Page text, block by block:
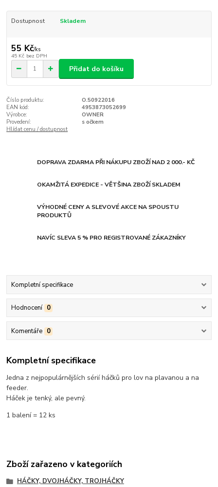
Dostupnost Skladem
55 Kč/ks
45 Kč bez DPH
Přidat do košíku
Číslo produktu:
O.50922016
EAN kód:
4953873052699
Výrobce:
OWNER
Provedení:
s očkem
Hlídat cenu / dostupnost
DOPRAVA ZDARMA PŘI NÁKUPU ZBOŽÍ NAD 2 000.- KČ
OKAMŽITÁ EXPEDICE - VĚTŠINA ZBOŽÍ SKLADEM
VÝHODNÉ CENY A SLEVOVÉ AKCE NA SPOUSTU
PRODUKTŮ
NAVÍC SLEVA 5 % PRO REGISTROVANÉ ZÁKAZNÍKY
Kompletní specifikace
Hodnocení 0
Komentáře 0
Kompletní specifikace
Jedna z nejpopulárnějších sérií háčků pro lov na plavanou a na
feeder.
Háček je tenký, ale pevný.
1 balení = 12 ks
Zboží zařazeno v kategoriích
HÁČKY, DVOJHÁČKY, TROJHÁČKY